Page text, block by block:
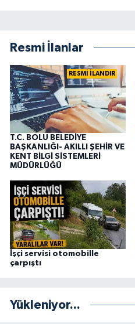
Resmi İlanlar
RESMİ İLANDIR
T.C. BOLU BELEDİYE
BAŞKANLIĞI- AKILLI ŞEHİR VE
KENT BİLGİ SİSTEMLERİ
MÜDÜRLÜĞÜ
İşçi servisi otomobille
çarpıştı
Yükleniyor...